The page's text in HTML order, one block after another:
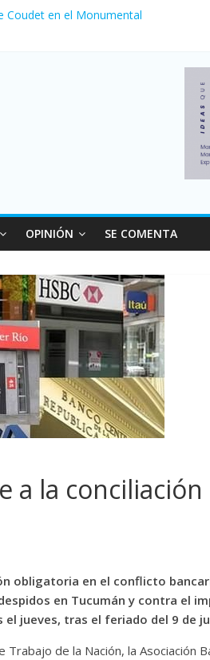
Coudet en el Monumental
movimiento y consumo turístico:
OPINIÓN SE COMENTA
a la conciliación
obligatoria en el conflicto
en Tucumán y contra el
jueves, tras el feriado del 9 de
de la Nación, la Asociación